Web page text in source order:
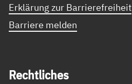
Erklärung zur Barrierefreiheit
Barriere melden
Recht­li­ches